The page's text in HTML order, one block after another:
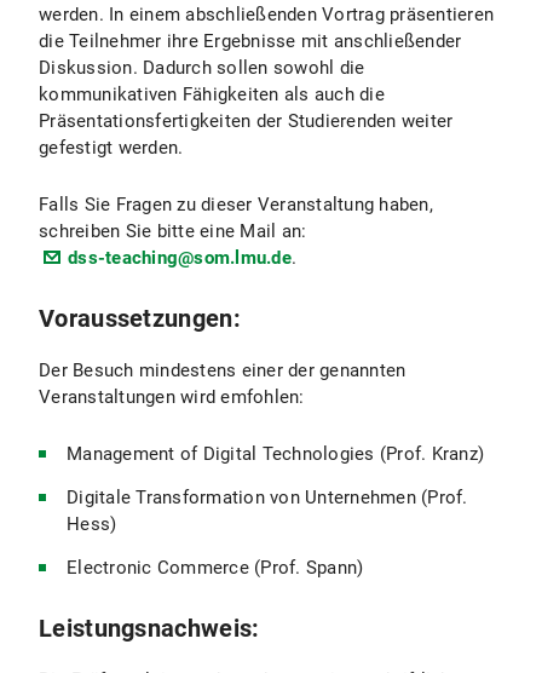
werden. In einem abschließenden Vortrag präsentieren
die Teilnehmer ihre Ergebnisse mit anschließender
Diskussion. Dadurch sollen sowohl die
kommunikativen Fähigkeiten als auch die
Präsentationsfertigkeiten der Studierenden weiter
gefestigt werden.
Falls Sie Fragen zu dieser Veranstaltung haben,
schreiben Sie bitte eine Mail an:
dss-teaching@som.lmu.de.
Voraussetzungen:
Der Besuch mindestens einer der genannten
Veranstaltungen wird emfohlen:
Management of Digital Technologies (Prof. Kranz)
Digitale Transformation von Unternehmen (Prof.
Hess)
Electronic Commerce (Prof. Spann)
Leistungsnachweis: